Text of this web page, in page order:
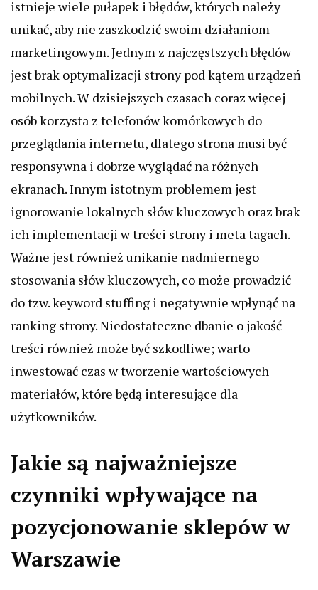
istnieje wiele pułapek i błędów, których należy
unikać, aby nie zaszkodzić swoim działaniom
marketingowym. Jednym z najczęstszych błędów
jest brak optymalizacji strony pod kątem urządzeń
mobilnych. W dzisiejszych czasach coraz więcej
osób korzysta z telefonów komórkowych do
przeglądania internetu, dlatego strona musi być
responsywna i dobrze wyglądać na różnych
ekranach. Innym istotnym problemem jest
ignorowanie lokalnych słów kluczowych oraz brak
ich implementacji w treści strony i meta tagach.
Ważne jest również unikanie nadmiernego
stosowania słów kluczowych, co może prowadzić
do tzw. keyword stuffing i negatywnie wpłynąć na
ranking strony. Niedostateczne dbanie o jakość
treści również może być szkodliwe; warto
inwestować czas w tworzenie wartościowych
materiałów, które będą interesujące dla
użytkowników.
Jakie są najważniejsze
czynniki wpływające na
pozycjonowanie sklepów w
Warszawie